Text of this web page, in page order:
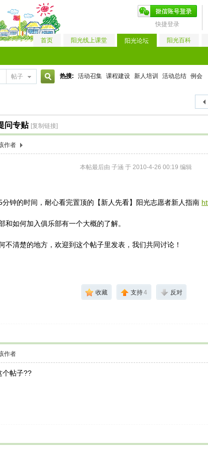
快捷登录
首页 阳光线上课堂 阳光论坛 阳光百科
帖子
索
热搜: 活动召集 课程建设 新人培训 活动总结 例会
问专贴 [复制链接]
作者
本帖最后由 子涵 于 2010-4-26 00:19 编辑
钟的时间，耐心看完置顶的【新人先看】阳光志愿者新人指南
如何加入俱乐部有一个大概的了解。
不清楚的地方，欢迎到这个帖子里发表，我们共同讨论！
收藏 支持4 反对
作者
个帖子??